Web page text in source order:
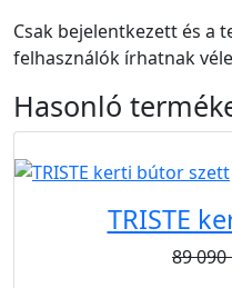
Csak bejelentkezett és a
felhasználók írhatnak
Hasonló
TRISTE
89 090